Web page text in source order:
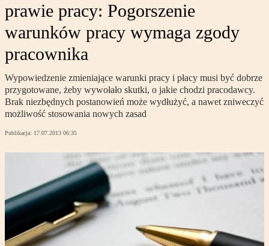
prawie pracy: Pogorszenie
warunków pracy wymaga zgody
pracownika
Wypowiedzenie zmieniające warunki pracy i płacy musi być dobrze
przygotowane, żeby wywołało skutki, o jakie chodzi pracodawcy.
Brak niezbędnych postanowień może wydłużyć, a nawet zniweczyć
możliwość stosowania nowych zasad
Publikacja: 17.07.2013 06:35